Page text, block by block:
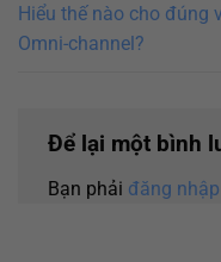
Hiểu thế nào cho đúng
Omni-channel?
Để lại một bình
Bạn phải đăng nhập